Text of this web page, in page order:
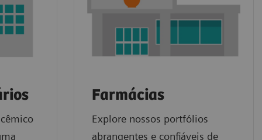
Farmácias
Explore nossos portfólios
abrangentes e confiáveis de